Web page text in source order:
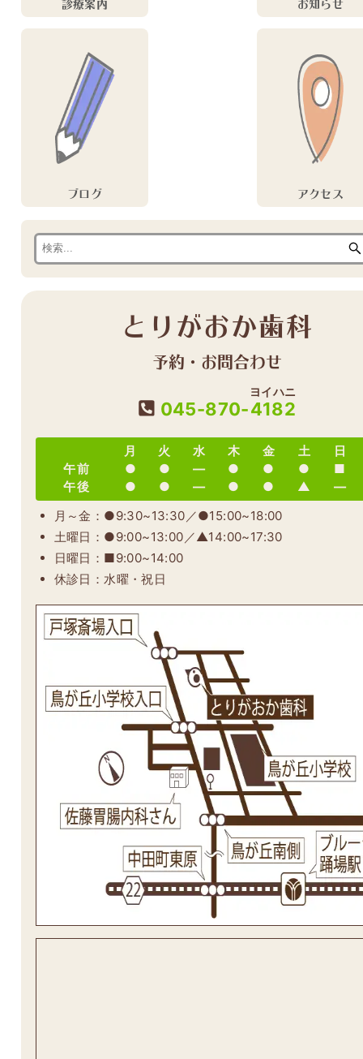
ブログ アクセス
とりがおか歯科
予約・お問合わせ
045-870-4182
ヨイハニ
月 火 水 木 金 土
日
午前
● ● ― ● ● ●
■
午後
● ● ― ● ● ▲
―
月～金：●9:30~13:30／●15:00~18:00
土曜日：●9:00~13:00／▲14:00~17:30
日曜日：■9:00~14:00
休診日：水曜・祝日